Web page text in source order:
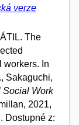
verze
The
workers. In
Sakaguchi,
Social Work
2021,
Dostupné z: